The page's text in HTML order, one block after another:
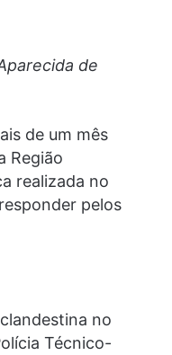
de
de um mês
Região
realizada no
pelos
no
Técnico-